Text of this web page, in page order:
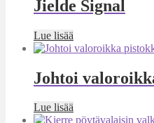
Jielde Signal
Lue lisää
Johtoi
Lue lisää